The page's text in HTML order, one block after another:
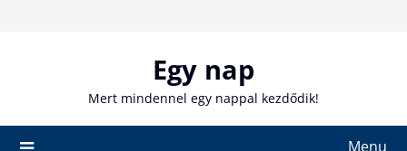
Egy nap
Mert mindennel egy nappal kezdődik!
Menu